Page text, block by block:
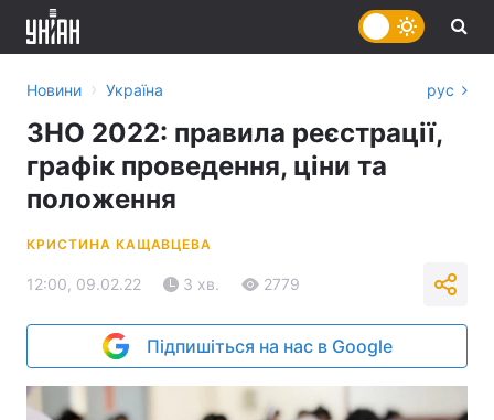
Новини › Україна рус
ЗНО 2022: правила реєстрації,
графік проведення, ціни та
положення
КРИСТИНА КАЩАВЦЕВА
12:00, 09.02.22 3 хв. 2779
Підпишіться на нас в Google